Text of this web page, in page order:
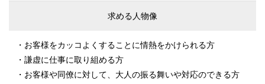
求める人物像
・お客様をカッコよくすることに情熱をかけられる方
・謙虚に仕事に取り組める方
・お客様や同僚に対して、大人の振る舞いや対応のできる方